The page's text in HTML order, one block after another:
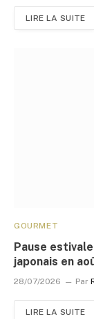
LIRE LA SUITE
GOURMET
Pause
japonais en
28/07/2026 Par
LIRE LA SUITE